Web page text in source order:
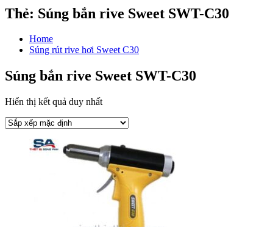
Thẻ: Súng bắn rive Sweet SWT-C30
Home
Súng rút rive hơi Sweet C30
Súng bắn rive Sweet SWT-C30
Hiển thị kết quả duy nhất